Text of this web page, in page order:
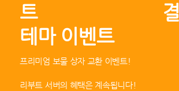
트 결전
테마 이벤트
프리미엄 보물 상자 교환 이벤트!
리부트 서버의 혜택은 계속됩니다!
내 캐시
운영정책